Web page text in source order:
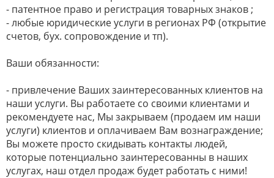
- патентное право и регистрация товарных знаков ;
- любые юридические услуги в регионах РФ (открытие
счетов, бух. сопровождение и тп).
Ваши обязанности:
- привлечение Ваших заинтересованных клиентов на
наши услуги. Вы работаете со своими клиентами и
рекомендуете нас, Мы закрываем (продаем им наши
услуги) клиентов и оплачиваем Вам вознаграждение;
Вы можете просто скидывать контакты людей,
которые потенциально заинтересованны в наших
услугах, наш отдел продаж будет работать с ними!